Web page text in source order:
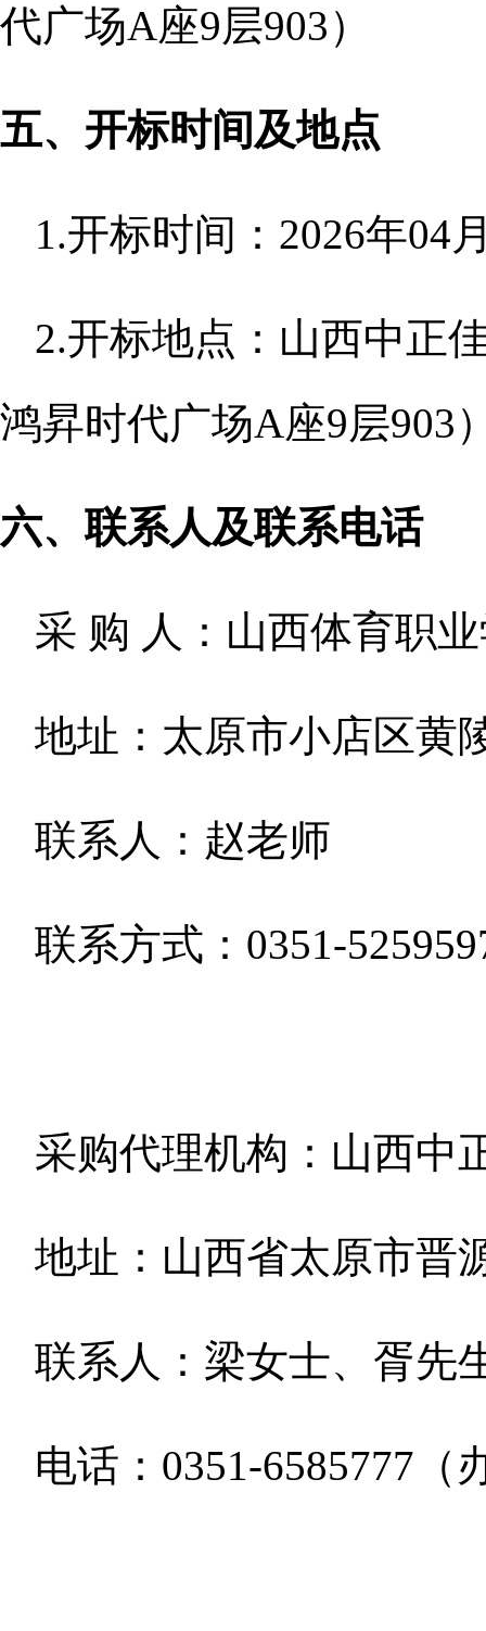
代广场A座9层903）
五、开标时间及地点
1.开标时间：2026年04
2.开标地点： 山西中正
鸿昇时代广场A座9层903
六、联系人及联系电话
采 购 人：山西体育职
地址：太原市小店区黄
联系人：赵老师
联系方式： 0351-
采购代理机构：山西中
地址：山西省太原市晋
联系人：梁女士、胥先
电话： 0351-6585777（